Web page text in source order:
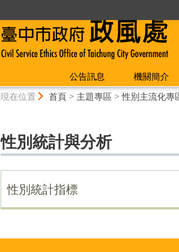
公告訊息 機關簡介
現在位置 首頁> 主題專區 >性別主流化專
性別統計與分析
性別統計指標